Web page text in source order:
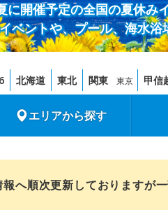
に開催予定の全国の夏休み
ベントや、プール、海水
北海道 東北 関東 東京 甲信
エリアから探す
へ順次更新しておりますが